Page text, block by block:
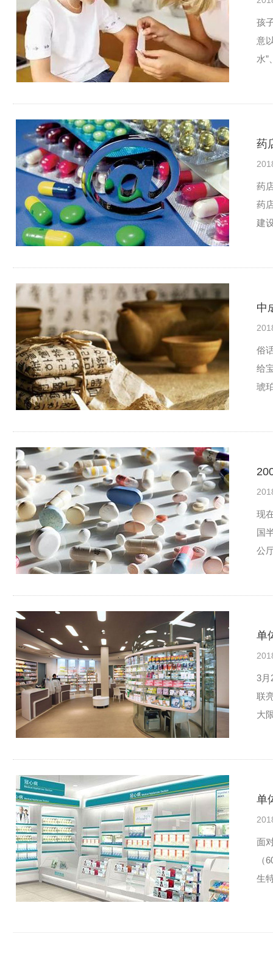
孩
意
水”
药
药
药
建
中
俗
给
琥
现
国
公
单
3月
联
大
单
面
（
生